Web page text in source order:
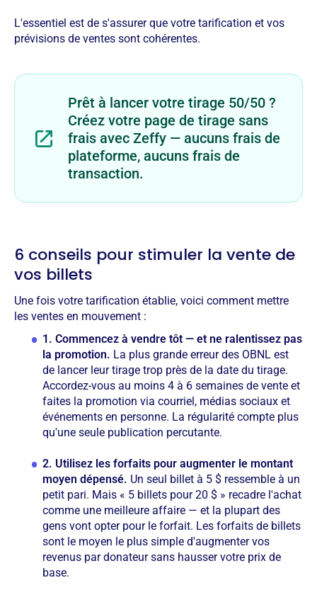
L'essentiel est de s'assurer que votre tarification et vos
prévisions de ventes sont cohérentes.
Prêt à lancer votre tirage 50/50 ?
Créez votre page de tirage sans
frais avec Zeffy — aucuns frais de
plateforme, aucuns frais de
transaction.
6 conseils pour stimuler la vente de
vos billets
Une fois votre tarification établie, voici comment mettre
les ventes en mouvement :
1. Commencez à vendre tôt — et ne ralentissez pas
la promotion. La plus grande erreur des OBNL est
de lancer leur tirage trop près de la date du tirage.
Accordez-vous au moins 4 à 6 semaines de vente et
faites la promotion via courriel, médias sociaux et
événements en personne. La régularité compte plus
qu'une seule publication percutante.
2. Utilisez les forfaits pour augmenter le montant
moyen dépensé. Un seul billet à 5 $ ressemble à un
petit pari. Mais « 5 billets pour 20 $ » recadre l'achat
comme une meilleure affaire — et la plupart des
gens vont opter pour le forfait. Les forfaits de billets
sont le moyen le plus simple d'augmenter vos
revenus par donateur sans hausser votre prix de
base.